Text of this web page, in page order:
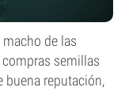
de las
semillas
buena reputación,